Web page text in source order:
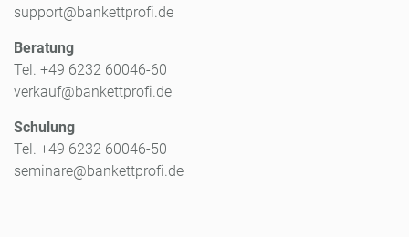
support@bankettprofi.de
Beratung
Tel. +49 6232 60046-60
verkauf@bankettprofi.de
Schulung
Tel. +49 6232 60046-50
seminare@bankettprofi.de